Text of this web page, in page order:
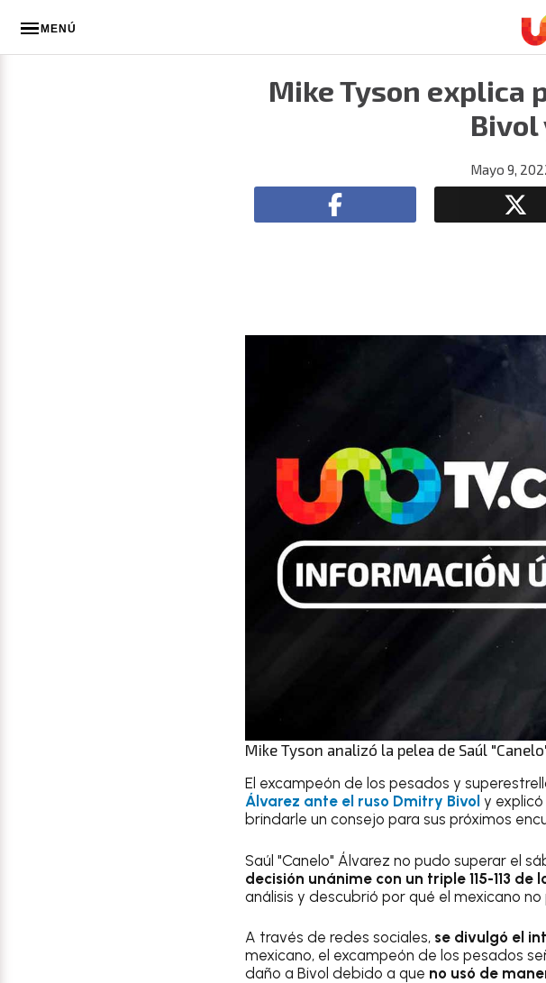
MENÚ
Mike Tyson explica
Bivol
Mayo 9,
Mike Tyson analizó la pelea de Saúl
El excampeón de los pesados y
Álvarez ante el ruso Dmitry Bivol y
brindarle un consejo para sus próximos
Saúl "Canelo" Álvarez no pudo superar el
decisión unánime con un triple 115-113 de
análisis y descubrió por qué el mexicano
A través de redes sociales, se divulgó el
mexicano, el excampeón de los pesados
daño a Bivol debido a que no usó de